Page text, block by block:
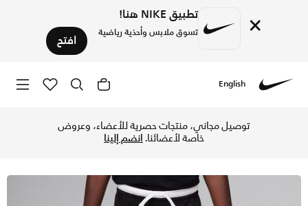
× تطبيق NIKE هنا!
تسوق ملابس وأحذية رياضية افتح
English
توصيل مجاني، منتجات حصرية للأعضاء، وعروض
خاصة لأعضائنا.انضم إلينا